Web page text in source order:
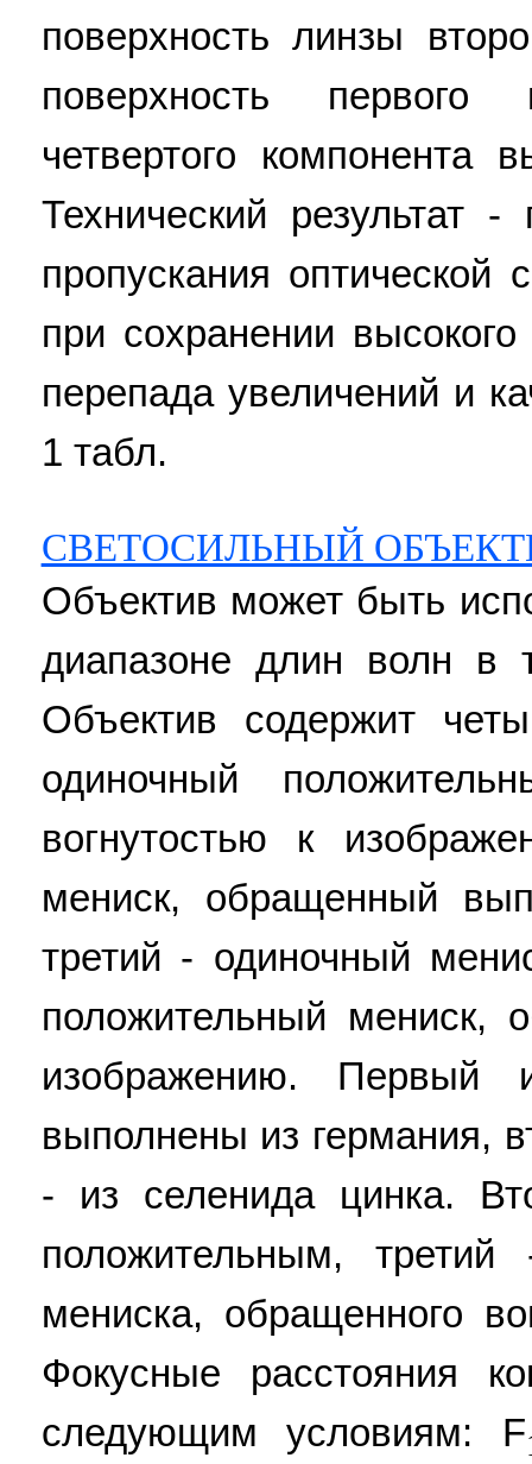
поверхность линзы
поверхность первого
четвертого компонента
Технический результат
пропускания оптической
при сохранении высокого
перепада увеличений и
1 табл.
СВЕТОСИЛЬНЫЙ
Объектив может быть
диапазоне длин волн в
Объектив содержит
одиночный
вогнутостью к
мениск, обращенный
третий - одиночный
положительный мениск,
изображению. Первый
выполнены из германия,
- из селенида цинка.
положительным,
мениска, обращенного
Фокусные расстояния
следующим условиям: F